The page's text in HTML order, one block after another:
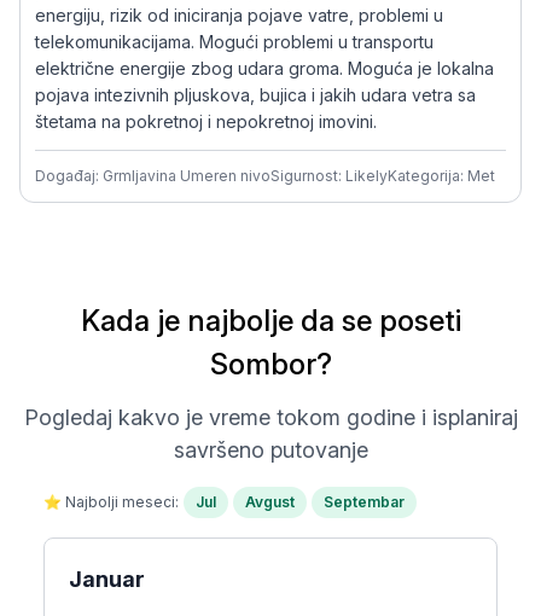
energiju, rizik od iniciranja pojave vatre, problemi u
telekomunikacijama. Mogući problemi u transportu
električne energije zbog udara groma. Moguća je lokalna
pojava intezivnih pljuskova, bujica i jakih udara vetra sa
štetama na pokretnoj i nepokretnoj imovini.
Događaj: Grmljavina Umeren nivoSigurnost: LikelyKategorija: Met
Kada je najbolje da se poseti
Sombor?
Pogledaj kakvo je vreme tokom godine i isplaniraj
savršeno putovanje
⭐ Najbolji meseci: Jul Avgust Septembar
Januar